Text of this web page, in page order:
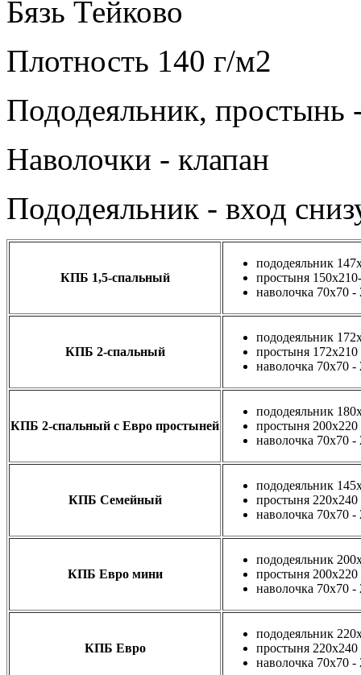
Бязь Тейково
Плотность 140 г/м2
Пододеяльник, простынь
Наволочки - клапан
Пододеяльник - вход
КПБ 1,5-спальный
пододеяльник
простыня
наволочка 70х70 -
КПБ 2-спальный
пододеяльник
простыня
наволочка 70х70 -
КПБ 2-спальный с Евро простыней
пододеяльник
простыня
наволочка 70х70 -
КПБ Семейный
пододеяльник
простыня
наволочка 70х70 -
КПБ Евро мини
пододеяльник
простыня
наволочка 70х70 -
КПБ Евро
пододеяльник
простыня
наволочка 70х70 -